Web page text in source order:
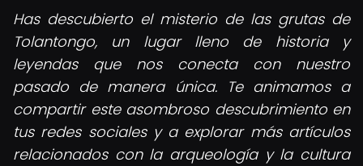
Has descubierto el misterio de las grutas de
Tolantongo, un lugar lleno de historia y
leyendas que nos conecta con nuestro
pasado de manera única. Te animamos a
compartir este asombroso descubrimiento en
tus redes sociales y a explorar más artículos
relacionados con la arqueología y la cultura